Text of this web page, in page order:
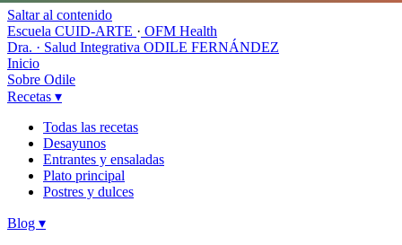
Saltar al contenido
Escuela CUID-ARTE · OFM Health
Dra. · Salud Integrativa ODILE FERNÁNDEZ
Inicio
Sobre Odile
Recetas ▾
Todas las recetas
Desayunos
Entrantes y ensaladas
Plato principal
Postres y dulces
Blog ▾